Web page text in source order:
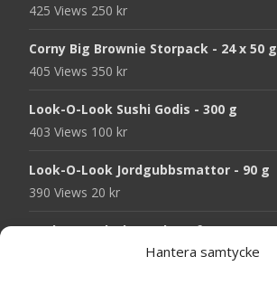
Hantera samtycke
425 Views 250 kr
Corny Big Brownie Storpack - 24 x 50 g
405 Views 350 kr
Look-O-Look Sushi Godis - 300 g
403 Views 100 kr
Look-O-Look Jordgubbsmattor - 90 g
390 Views 20 kr
Look-O-Look Flygande Tefat - 20 g